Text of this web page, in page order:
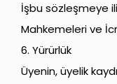
İşbu sözleşmeye
Mahkemeleri ve
6. Yürürlük
Üyenin, üyelik